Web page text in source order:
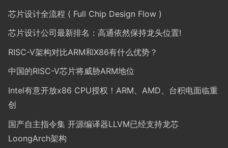
芯片设计全流程 ( Full Chip Design Flow )
芯片设计公司最新排名：高通依然保持龙头位置!
RISC-V架构对比ARM和X86有什么优势？
中国的RISC-V芯片将威胁ARM地位
Intel有意开放x86 CPU授权！ARM、AMD、台积电面临重
创
国产自主指令集 开源编译器LLVM已经支持龙芯
LoongArch架构